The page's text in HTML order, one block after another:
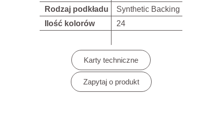
Rodzaj podkładu
Synthetic Backing
Ilość kolorów
24
Karty techniczne
Zapytaj o produkt